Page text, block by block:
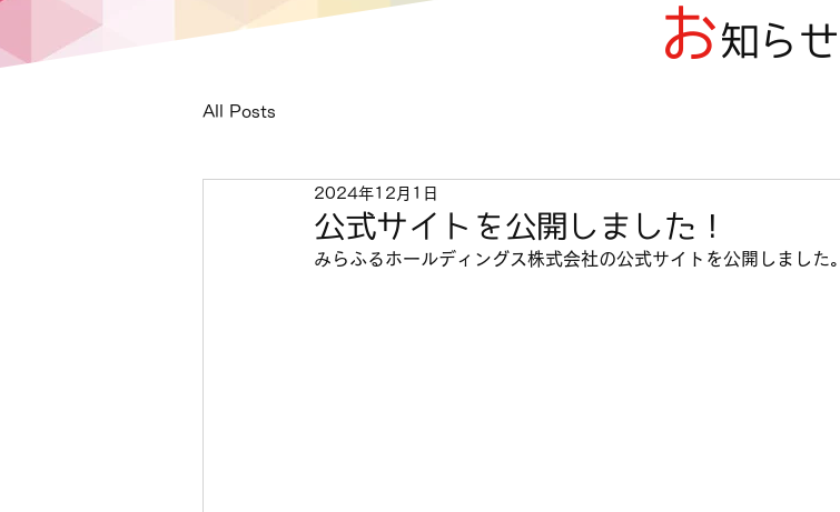
お知らせ
All Posts
公式サイトを公開しました！
2024年12月1日
みらふるホールディングス株式会社の公式サイトを公開しました。